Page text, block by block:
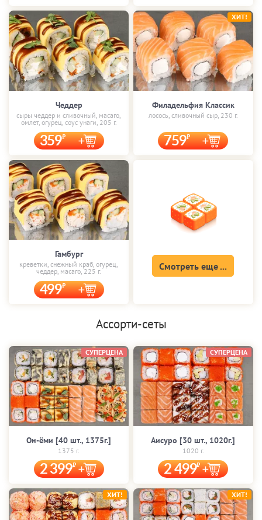
Чеддер
сыры чеддер и сливочный, масаго,
омлет, огурец, соус унаги, 205 г.
359
Филадельфия Классик
лосось, сливочный сыр, 230 г.
759
ХИТ!
Гамбург
креветки, снежный краб, огурец,
чеддер, масаго, 225 г.
499
Смотреть еще ...
Ассорти-сеты
Он-ёми [40 шт., 1375г.]
1375 г.
2 399
СУПЕРЦЕНА
Аисуро [30 шт., 1020г.]
1020 г.
2 499
СУПЕРЦЕНА
ХИТ! ХИТ!